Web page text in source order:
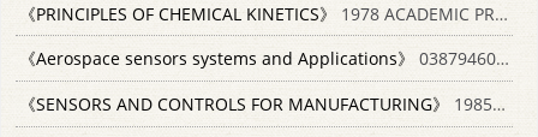
《PRINCIPLES OF CHEMICAL KINETICS》
1978 ACADEMIC PRESS 0123219507
《Aerospace sensors systems and Applications》
0387946055
《SENSORS AND CONTROLS FOR MANUFACTURING》
1985 THE AMERICAN SOCIETY OF MECHANICAL ENGINEERS